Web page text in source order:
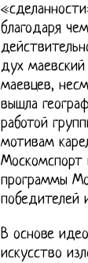
благодаря
дух маевский
маевцев,
вышла
работой
мотивам
программы
победителей
В основе
искусство